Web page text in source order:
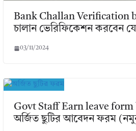
Bank Challan Verification
চালান ভেরিফিকেশন করবেন
03/11/2024
Govt Staff Earn leave form
অর্জিত ছুটির আবেদন ফরম